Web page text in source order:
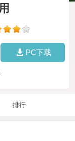
PC下载
排行